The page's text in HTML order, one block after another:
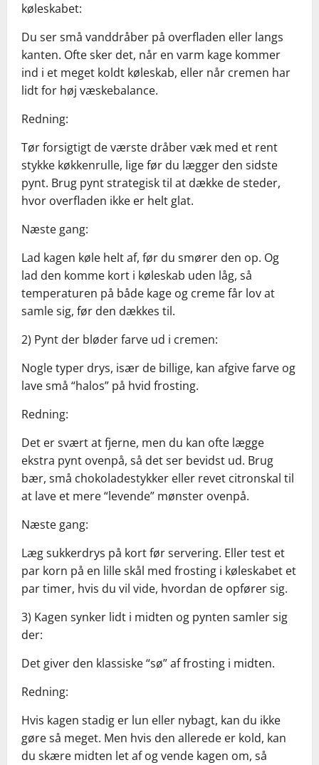
køleskabet:
Du ser små vanddråber på overfladen eller langs
kanten. Ofte sker det, når en varm kage kommer
ind i et meget koldt køleskab, eller når cremen har
lidt for høj væskebalance.
Redning:
Tør forsigtigt de værste dråber væk med et rent
stykke køkkenrulle, lige før du lægger den sidste
pynt. Brug pynt strategisk til at dække de steder,
hvor overfladen ikke er helt glat.
Næste gang:
Lad kagen køle helt af, før du smører den op. Og
lad den komme kort i køleskab uden låg, så
temperaturen på både kage og creme får lov at
samle sig, før den dækkes til.
2) Pynt der bløder farve ud i cremen:
Nogle typer drys, især de billige, kan afgive farve og
lave små “halos” på hvid frosting.
Redning:
Det er svært at fjerne, men du kan ofte lægge
ekstra pynt ovenpå, så det ser bevidst ud. Brug
bær, små chokoladestykker eller revet citronskal til
at lave et mere “levende” mønster ovenpå.
Næste gang:
Læg sukkerdrys på kort før servering. Eller test et
par korn på en lille skål med frosting i køleskabet et
par timer, hvis du vil vide, hvordan de opfører sig.
3) Kagen synker lidt i midten og pynten samler sig
der:
Det giver den klassiske “sø” af frosting i midten.
Redning:
Hvis kagen stadig er lun eller nybagt, kan du ikke
gøre så meget. Men hvis den allerede er kold, kan
du skære midten let af og vende kagen om, så